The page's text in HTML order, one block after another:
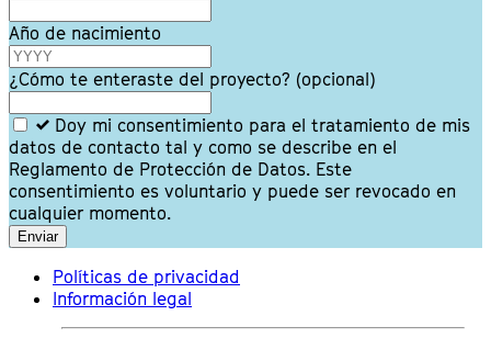
Año de nacimiento
¿Cómo te enteraste del proyecto? (opcional)
Doy mi consentimiento para el tratamiento de mis
datos de contacto tal y como se describe en el
Reglamento de Protección de Datos. Este
consentimiento es voluntario y puede ser revocado en
cualquier momento.
Enviar
Políticas de privacidad
Información legal